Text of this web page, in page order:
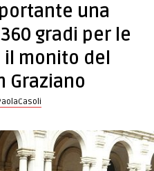
una
gradi per le
il monito del
Graziano